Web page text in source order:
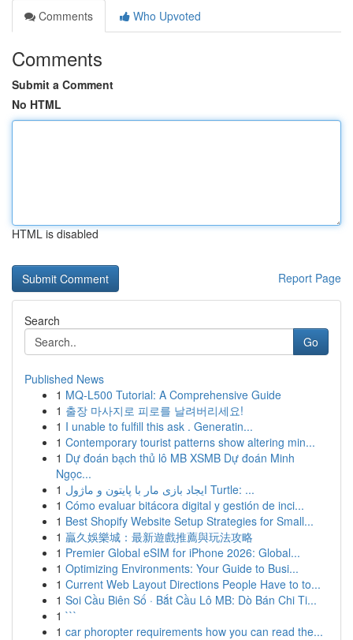
Comments
Who Upvoted
Comments
Submit a Comment
No HTML
HTML is disabled
Report Page
Search
Go
Published News
1 MQ-L500 Tutorial: A Comprehensive Guide
1 출장 마사지로 피로를 날려버리세요!
1 I unable to fulfill this ask . Generatin...
1 Contemporary tourist patterns show altering min...
1 Dự đoán bạch thủ lô MB XSMB Dự đoán Minh
Ngọc...
1
ایجاد بازی مار با پایتون و ماژول Turtle: ...
1 Cómo evaluar bitácora digital y gestión de inci...
1 Best Shopify Website Setup Strategies for Small...
1 贏久娛樂城：最新遊戲推薦與玩法攻略
1 Premier Global eSIM for iPhone 2026: Global...
1 Optimizing Environments: Your Guide to Busi...
1 Current Web Layout Directions People Have to to...
1 Soi Cầu Biên Số · Bắt Cầu Lô MB: Dò Bán Chi Ti...
1 ```
1 car phoropter requirements how you can read the...